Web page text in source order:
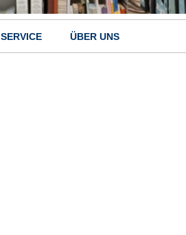
SERVICE ÜBER UNS